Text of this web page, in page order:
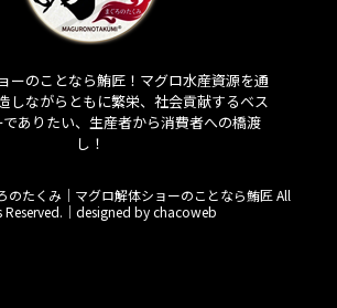
ーのことなら鮪匠！マグロ水産資源を通
しながらともに繁栄、社会貢献するベス
でありたい、生産者から消費者への橋渡
し！
たくみ｜マグロ解体ショーのことなら鮪匠 All
｜ designed by chacoweb